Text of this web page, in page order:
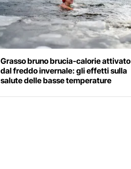
Grasso bruno brucia-calorie attivato
dal freddo invernale: gli effetti sulla
salute delle basse temperature